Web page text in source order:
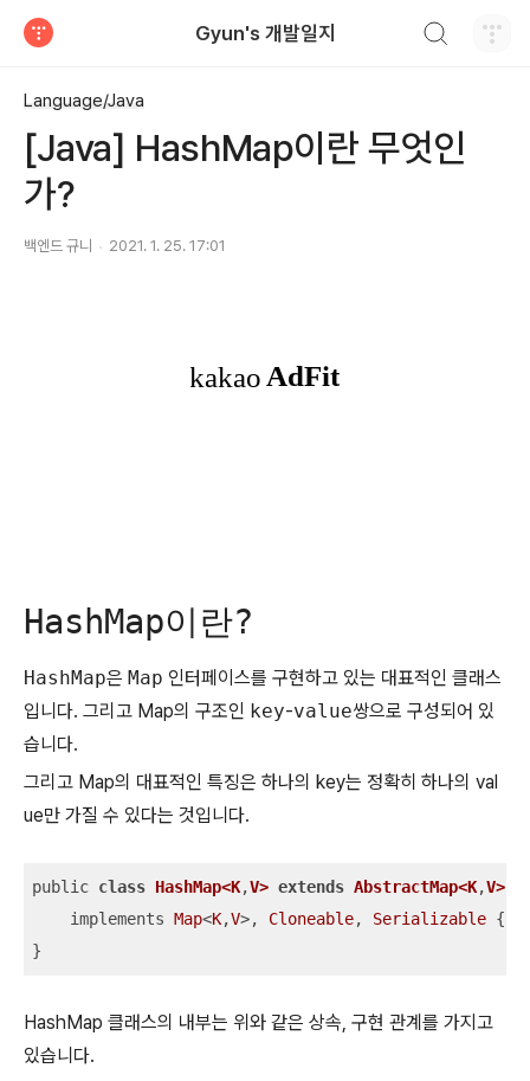
Gyun's 개발일지
Language/Java
[Java] HashMap이란 무엇인
가?
백엔드 규니 2021. 1. 25. 17:01
HashMap이란?
HashMap은 Map 인터페이스를 구현하고 있는 대표적인 클래스
입니다. 그리고 Map의 구조인 key-value쌍으로 구성되어 있
습니다.
그리고 Map의 대표적인 특징은 하나의 key는 정확히 하나의 val
ue만 가질 수 있다는 것입니다.
public class HashMap<K,V> extends AbstractMap<K,V>
    implements
Map<K,V>, Cloneable, Serializable {
}
HashMap 클래스의 내부는 위와 같은 상속, 구현 관계를 가지고
있습니다.